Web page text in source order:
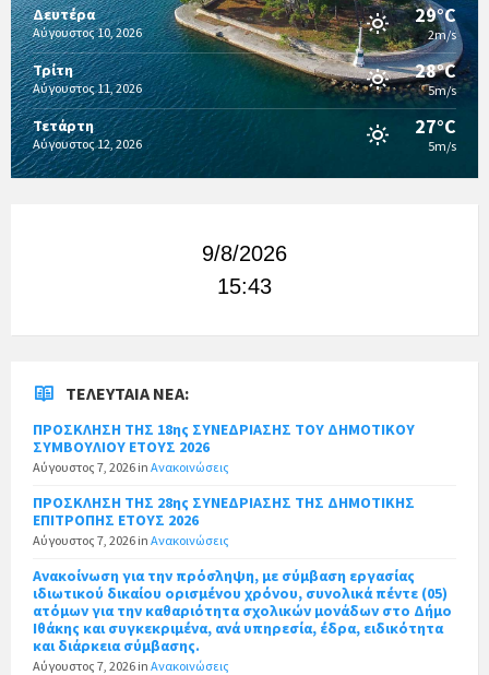
Δευτέρα
Αύγουστος 10, 2026
29°C
2m/s
Τρίτη
Αύγουστος 11, 2026
28°C
5m/s
Τετάρτη
Αύγουστος 12, 2026
27°C
5m/s
9/8/2026
15:43
ΤΕΛΕΥΤΑΊΑ ΝΈΑ:
ΠΡΟΣΚΛΗΣΗ ΤΗΣ 18ης ΣΥΝΕΔΡΙΑΣΗΣ ΤΟΥ ΔΗΜΟΤΙΚΟΥ
ΣΥΜΒΟΥΛΙΟΥ ΕΤΟΥΣ 2026
Αύγουστος 7, 2026 in Ανακοινώσεις
ΠΡΟΣΚΛΗΣΗ ΤΗΣ 28ης ΣΥΝΕΔΡΙΑΣΗΣ ΤΗΣ ΔΗΜΟΤΙΚΗΣ
ΕΠΙΤΡΟΠΗΣ ΕΤΟΥΣ 2026
Αύγουστος 7, 2026 in Ανακοινώσεις
Ανακοίνωση για την πρόσληψη, με σύμβαση εργασίας
ιδιωτικού δικαίου ορισμένου χρόνου, συνολικά πέντε (05)
ατόμων για την καθαριότητα σχολικών μονάδων στο Δήμο
Ιθάκης και συγκεκριμένα, ανά υπηρεσία, έδρα, ειδικότητα
και διάρκεια σύμβασης.
Αύγουστος 7, 2026 in Ανακοινώσεις